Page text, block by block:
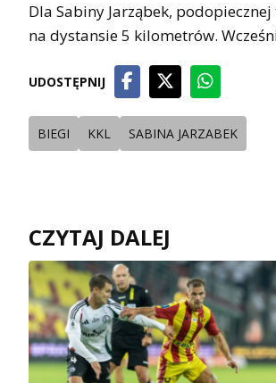
Dla Sabiny Jarząbek,
na dystansie 5 kilometrów.
UDOSTĘPNIJ
BIEGI KKL SABINA JARZABEK
CZYTAJ DALEJ